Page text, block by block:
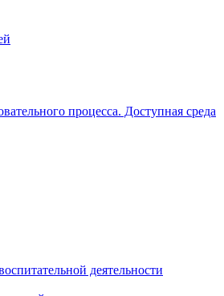
процесса. Доступная среда
деятельности